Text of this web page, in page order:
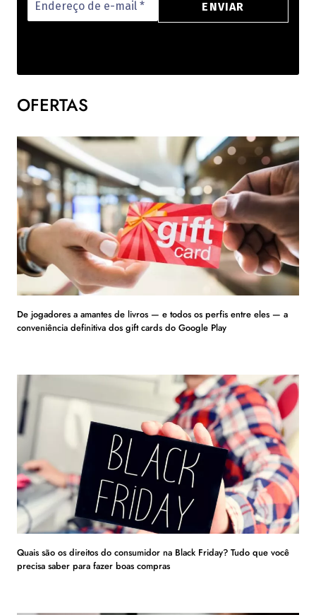
OFERTAS
De jogadores a amantes de livros — e todos os perfis entre eles — a
conveniência definitiva dos gift cards do Google Play
Quais são os direitos do consumidor na Black Friday? Tudo que você
precisa saber para fazer boas compras